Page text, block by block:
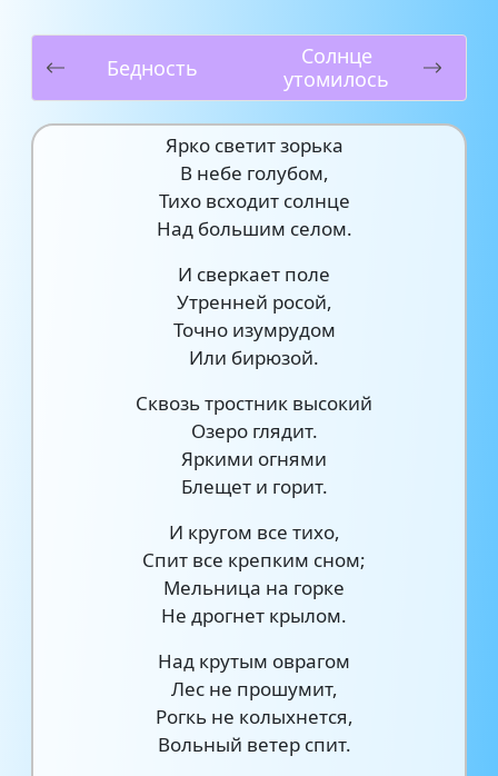
Бедность
Солнце
утомилось
Ярко светит зорька
В небе голубом,
Тихо всходит солнце
Над большим селом.
И сверкает поле
Утренней росой,
Точно изумрудом
Или бирюзой.
Сквозь тростник высокий
Озеро глядит.
Яркими огнями
Блещет и горит.
И кругом все тихо,
Спит все крепким сном;
Мельница на горке
Не дрогнет крылом.
Над крутым оврагом
Лес не прошумит,
Рогкь не колыхнется,
Вольный ветер спит.